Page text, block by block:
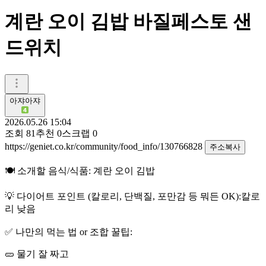
계란 오이 김밥 바질페스토 샌
드위치
아쟈아쟈
2026.05.26 15:04
조회 81 추천 0스크랩 0
https://geniet.co.kr/community/food_info/130766828
주소복사
🍽️ 소개할 음식/식품: 계란 오이 김밥
💡 다이어트 포인트 (칼로리, 단백질, 포만감 등 뭐든 OK):칼로
리 낮음
✅ 나만의 먹는 법 or 조합 꿀팁:
🥒 물기 잘 짜고